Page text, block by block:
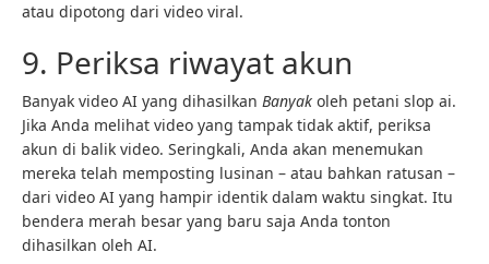
atau dipotong dari video viral.
9. Periksa riwayat akun
Banyak video AI yang dihasilkan Banyak oleh petani slop ai.
Jika Anda melihat video yang tampak tidak aktif, periksa
akun di balik video. Seringkali, Anda akan menemukan
mereka telah memposting lusinan – atau bahkan ratusan –
dari video AI yang hampir identik dalam waktu singkat. Itu
bendera merah besar yang baru saja Anda tonton
dihasilkan oleh AI.